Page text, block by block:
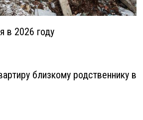
в 2026 году
близкому родственнику в